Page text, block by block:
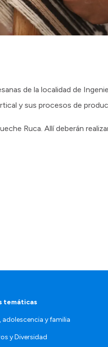
de la localidad de
y sus procesos de
Ruca. Allí deberán
temáticas
adolescencia y familia
y Diversidad